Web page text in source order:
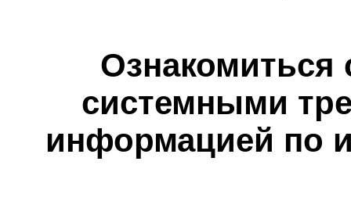
Ознакомиться
системными
информацией по